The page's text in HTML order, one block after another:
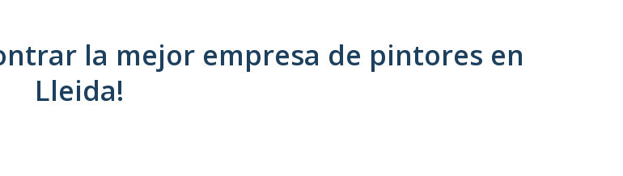
la mejor empresa de pintores en
Lleida!